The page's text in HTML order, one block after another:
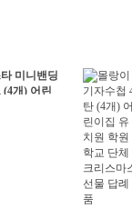
미니밴딩
(4개) 어린
학원학